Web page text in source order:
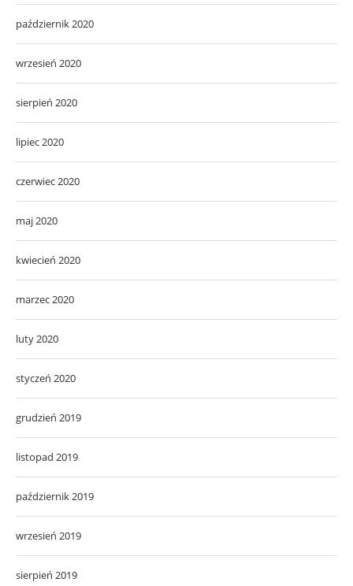
październik 2020
wrzesień 2020
sierpień 2020
lipiec 2020
czerwiec 2020
maj 2020
kwiecień 2020
marzec 2020
luty 2020
styczeń 2020
grudzień 2019
listopad 2019
październik 2019
wrzesień 2019
sierpień 2019